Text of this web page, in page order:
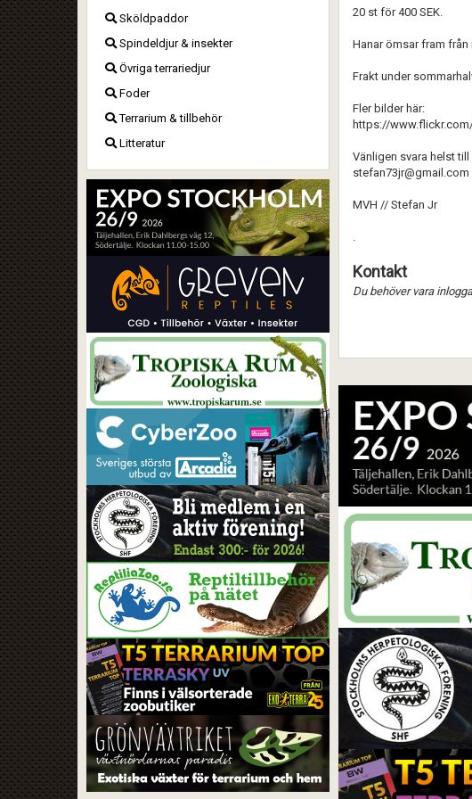
Sköldpaddor
Spindeldjur & insekter
Övriga terrariedjur
Foder
Terrarium & tillbehör
Litteratur
20 st för 400 SEK.
Hanar ömsar fram från
Frakt under
Fler bilder här:
https://
Vänligen svara helst till
stefan73jr@gmail.com
MVH // Stefan Jr
.
Kontakt
Du behöver vara